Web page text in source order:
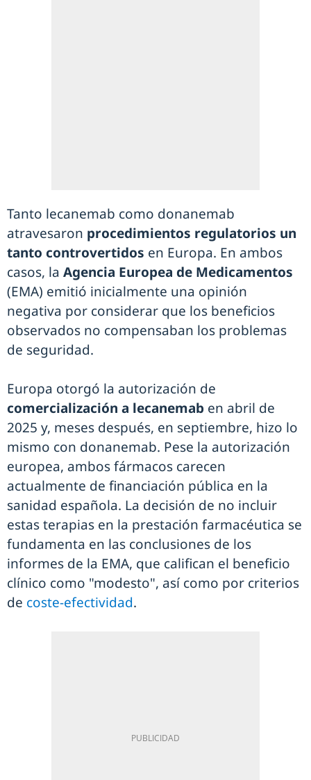
Tanto lecanemab como donanemab
atravesaron procedimientos regulatorios un
tanto controvertidos en Europa. En ambos
casos, la Agencia Europea de Medicamentos
(EMA) emitió inicialmente una opinión
negativa por considerar que los beneficios
observados no compensaban los problemas
de seguridad.
Europa otorgó la autorización de
comercialización a lecanemab en abril de
2025 y, meses después, en septiembre, hizo lo
mismo con donanemab. Pese la autorización
europea, ambos fármacos carecen
actualmente de financiación pública en la
sanidad española. La decisión de no incluir
estas terapias en la prestación farmacéutica se
fundamenta en las conclusiones de los
informes de la EMA, que califican el beneficio
clínico como "modesto", así como por criterios
de coste-efectividad.